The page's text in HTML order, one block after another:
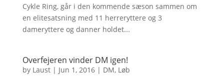
Cykle Ring, går i den kommende sæson sammen om
en elitesatsning med 11 herreryttere og 3
dameryttere og danner holdet...
Overfejeren vinder DM igen!
by Laust| Jun 1, 2016| DM, Løb